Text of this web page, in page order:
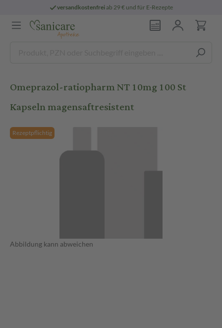
versandkostenfreiab 29 € und für E-Rezepte
Omeprazol-ratiopharm NT 10mg 100 St
Kapseln magensaftresistent
Rezeptpflichtig
Abbildung kann abweichen